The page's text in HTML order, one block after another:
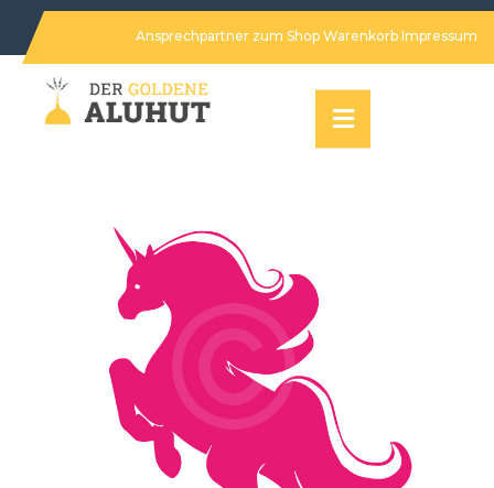
Ansprechpartner zum Shop Warenkorb Impressum